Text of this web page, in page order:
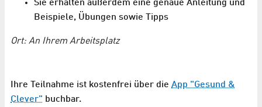
Sie erhalten außerdem eine genaue Anleitung und
Beispiele, Übungen sowie Tipps
Ort: An Ihrem Arbeitsplatz
Ihre Teilnahme ist kostenfrei über die App "Gesund &
Clever" buchbar.